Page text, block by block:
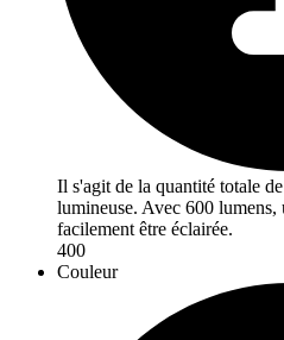
Il s'agit de la quantité totale
lumineuse. Avec 600 lumens,
facilement être éclairée.
400
Couleur